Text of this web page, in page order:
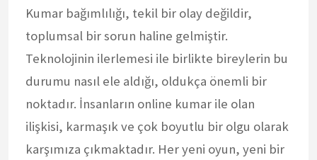
Kumar bağımlılığı, tekil bir olay değildir,
toplumsal bir sorun haline gelmiştir.
Teknolojinin ilerlemesi ile birlikte bireylerin bu
durumu nasıl ele aldığı, oldukça önemli bir
noktadır. İnsanların online kumar ile olan
ilişkisi, karmaşık ve çok boyutlu bir olgu olarak
karşımıza çıkmaktadır. Her yeni oyun, yeni bir